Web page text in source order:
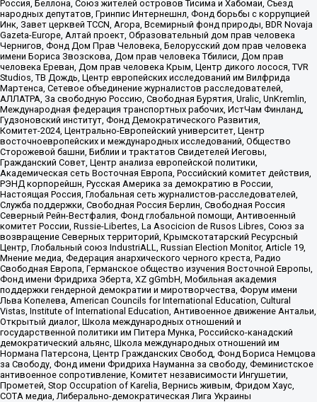
Россия, Беллона, Союз жителей островов Тисима и Хабомаи, Съезд
народных депутатов, Гринпис Интернешнл, Фонд борьбы с коррупцией
Инк, Завет церквей TCCN, Агора, Всемирный фонд природы, BDR Novaja
Gazeta-Europe, Алтай проект, Образовательный дом прав человека
Чернигов, Фонд Дом Прав Человека, Белорусский дом прав человека
имени Бориса Звозскова, Дом прав человека Тбилиси, Дом прав
человека Ереван, Дом прав человека Крым, Центр дикого лосося, TVR
Studios, ТВ Дождь, Центр европейских исследований им Вилфрида
Мартенса, Сетевое объединение журналистов расследователей,
АЛЛАТРА, За свободную Россию, Свободная Бурятия, Uralic, UnKremlin,
Международная федерация транспортных рабочих, ИстЧам Финланд,
Гудзоновский институт, Фонд Демократического Развития,
Комитет-2024, Центрально-Европейский университет, Центр
восточноевропейских и международных исследований, Общество
Сторожевой башни, Библии и трактатов Свидетелей Иеговы,
Гражданский Совет, Центр анализа европейской политики,
Академическая сеть Восточная Европа, Российский комитет действия,
РЭНД корпорейшн, Русская Америка за демократию в России,
Настоящая Россия, Глобальная сеть журналистов-расследователей,
Служба поддержки, Свободная Россия Берлин, Свободная Россия
Северный Рейн-Вестфалия, Фонд глобальной помощи, Антивоенный
комитет России, Russie-Libertes, La Asocicion de Rusos Libres, Союз за
возвращение Северных территорий, Крымскотатарский Ресурсный
Центр, Глобальный союз IndustriALL, Russian Election Monitor, Article 19,
Мнение медиа, Федерация анархического черного креста, Радио
Свободная Европа, Германское общество изучения Восточной Европы,
Фонд имени Фридриха Эберта, XZ gGmbH, Мобильная академия
поддержки гендерной демократии и миротворчества, Форум имени
Льва Копелева, American Councils for International Education, Cultural
Vistas, Institute of International Education, Антивоенное движение Антальи,
Открытый диалог, Школа международных отношений и
государственной политики им Питера Мунка, Российско-канадский
демократический альянс, Школа международных отношений им
Нормана Патерсона, Центр Гражданских Свобод, Фонд Бориса Немцова
за Свободу, Фонд имени Фридриха Науманна за свободу, Феминистское
антивоенное сопротивление, Комитет независимости Ингушетии,
Прометей, Stop Occupation of Karelia, Вернись живым, Фридом Хаус,
СОТА медиа, Либерально-демократическая Лига Украины